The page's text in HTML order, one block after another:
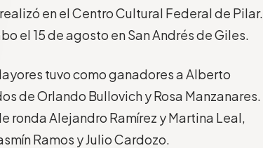
en el Centro Cultural Federal de Pilar.
el 15 de agosto en San Andrés de Giles.
tuvo como ganadores a Alberto
de Orlando Bullovich y Rosa Manzanares.
ronda Alejandro Ramírez y Martina Leal,
Ramos y Julio Cardozo.